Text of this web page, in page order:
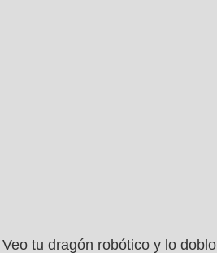
Veo tu dragón robótico y lo doblo